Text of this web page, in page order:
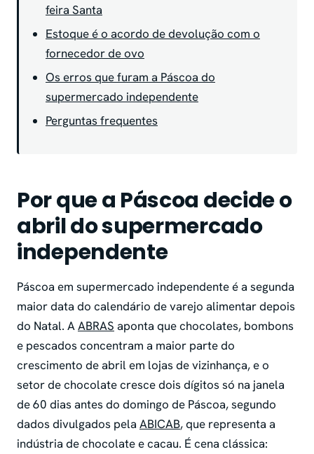
feira Santa
Estoque é o acordo de devolução com o
fornecedor de ovo
Os erros que furam a Páscoa do
supermercado independente
Perguntas frequentes
Por que a Páscoa decide o
abril do supermercado
independente
Páscoa em supermercado independente é a segunda
maior data do calendário de varejo alimentar depois
do Natal. AABRAS aponta que chocolates, bombons
e pescados concentram a maior parte do
crescimento de abril em lojas de vizinhança, e o
setor de chocolate cresce dois dígitos só na janela
de 60 dias antes do domingo de Páscoa, segundo
dados divulgados pela ABICAB, que representa a
indústria de chocolate e cacau. É cena clássica: